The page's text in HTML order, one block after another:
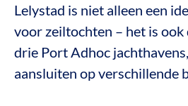
Lelystad is niet alleen een
voor zeiltochten – het is ook
drie Port Adhoc
aansluiten op verschillende